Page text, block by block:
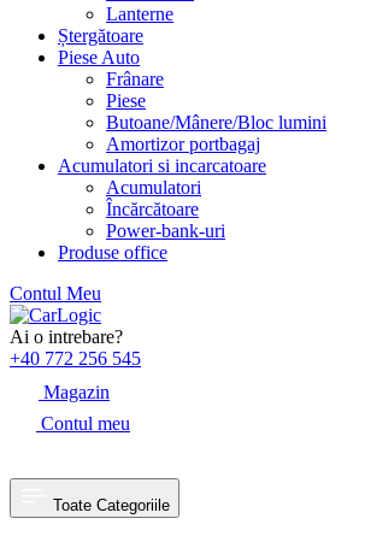
Lanterne
Ștergătoare
Piese Auto
Frânare
Piese
Butoane/Mânere/Bloc lumini
Amortizor portbagaj
Acumulatori si incarcatoare
Acumulatori
Încărcătoare
Power-bank-uri
Produse office
Contul Meu
Skip
to
content
Ai o intrebare?
+40 772 256 545
Magazin
Contul meu
Toate Categoriile